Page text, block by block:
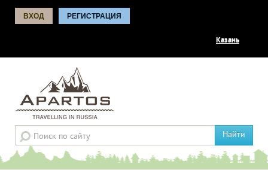
ВХОД РЕГИСТРАЦИЯ
Казань
Найти